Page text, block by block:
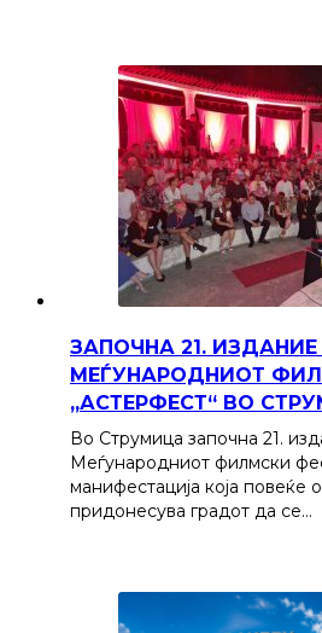
ЗАПОЧНА 21.
МЕЃУНАРОДНИОТ
„АСТЕРФЕСТ“ ВО
Во Струмица започна 21.
Меѓународниот филмски
манифестација која повеќе
придонесува градот да се…